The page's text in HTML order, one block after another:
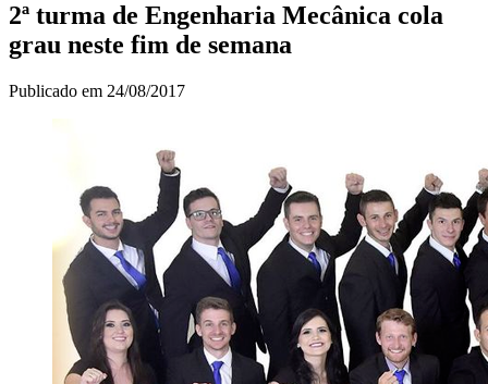
2ª turma de Engenharia Mecânica cola
grau neste fim de semana
Publicado em 24/08/2017